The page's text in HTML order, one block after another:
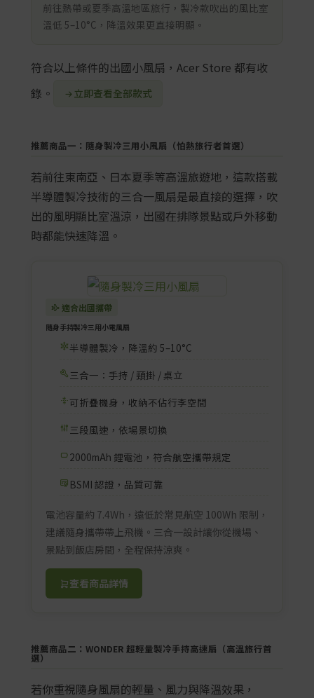
前往熱帶或夏季高溫地區旅行，製冷款吹出的風比室
溫低 5–10°C，降溫效果更直接明顯。
符合以上條件的出國小風扇，Acer Store 都有收
錄。
立即查看全部款式
推薦商品一：隨身製冷三用小風扇（怕熱旅行者首選）
若前往東南亞、日本夏季等高溫旅遊地，這款搭載
半導體製冷技術的三合一風扇是最直接的選擇，吹
出的風明顯比室溫涼，出國在排隊景點或戶外移動
時都能快速降溫。
適合出國攜帶
隨身手持製冷三用小電風扇
半導體製冷，降溫約 5–10°C
三合一：手持 / 頸掛 / 桌立
可折疊機身，收納不佔行李空間
三段風速，依場景切換
2000mAh 鋰電池，符合航空攜帶規定
BSMI 認證，品質可靠
電池容量約 7.4Wh，遠低於常見航空 100Wh 限制，
建議隨身攜帶帶上飛機。三合一設計讓你從機場、
景點到飯店房間，全程保持涼爽。
查看商品詳情
推薦商品二：WONDER 超輕量製冷手持高速扇（高溫旅行首
選）
若你重視隨身風扇的輕量、風力與降溫效果，